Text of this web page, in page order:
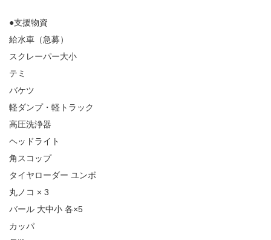
●支援物資
給水車（急募）
スクレーパー大小
テミ
バケツ
軽ダンプ・軽トラック
高圧洗浄器
ヘッドライト
角スコップ
タイヤローダー ユンボ
丸ノコ × 3
バール 大中小 各×5
カッパ